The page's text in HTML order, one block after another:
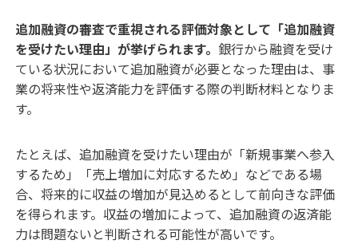
追加融資の審査で重視される評価対象として「追加融資
を受けたい理由」が挙げられます。 銀行から融資を受け
ている状況において追加融資が必要となった理由は、事
業の将来性や返済能力を評価する際の判断材料となりま
す。
たとえば、追加融資を受けたい理由が「新規事業へ参入
するため」「売上増加に対応するため」などである場
合、将来的に収益の増加が見込めるとして前向きな評価
を得られます。収益の増加によって、追加融資の返済能
力は問題ないと判断される可能性が高いです。